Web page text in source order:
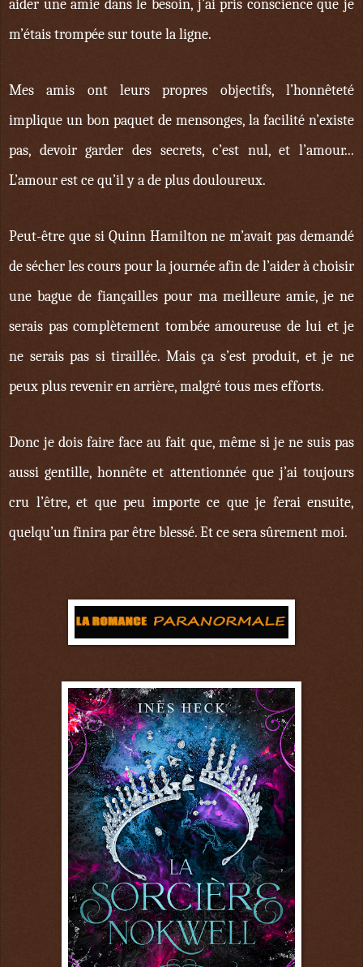
aider une amie dans le besoin, j’ai pris conscience que je
m’étais trompée sur toute la ligne.
Mes amis ont leurs propres objectifs, l’honnêteté
implique un bon paquet de mensonges, la facilité n’existe
pas, devoir garder des secrets, c’est nul, et l’amour...
L’amour est ce qu’il y a de plus douloureux.
Peut-être que si Quinn Hamilton ne m’avait pas demandé
de sécher les cours pour la journée afin de l’aider à choisir
une bague de fiançailles pour ma meilleure amie, je ne
serais pas complètement tombée amoureuse de lui et je
ne serais pas si tiraillée. Mais ça s’est produit, et je ne
peux plus revenir en arrière, malgré tous mes efforts.
Donc je dois faire face au fait que, même si je ne suis pas
aussi gentille, honnête et attentionnée que j’ai toujours
cru l’être, et que peu importe ce que je ferai ensuite,
quelqu’un finira par être blessé. Et ce sera sûrement moi.